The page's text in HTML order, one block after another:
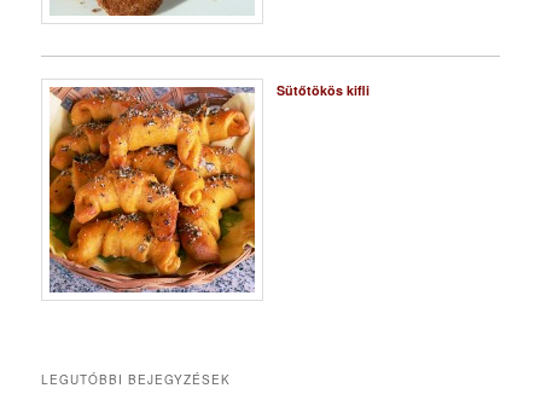
Sütőtökös kifli
LEGUTÓBBI BEJEGYZÉSEK